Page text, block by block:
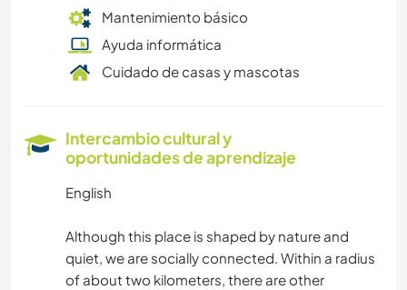
Mantenimiento básico
Ayuda informática
Cuidado de casas y mascotas
Intercambio cultural y
oportunidades de aprendizaje
English
Although this place is shaped by nature and
quiet, we are socially connected. Within a radius
of about two kilometers, there are other